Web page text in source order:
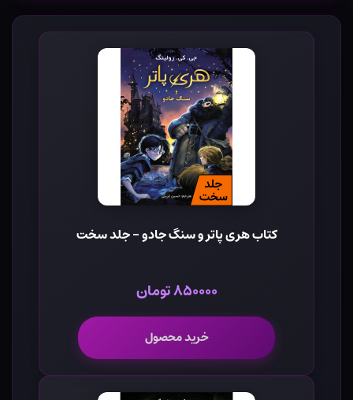
کتاب هری پاتر و سنگ جادو - جلد سخت
۸۵۰۰۰۰ تومان
خرید محصول